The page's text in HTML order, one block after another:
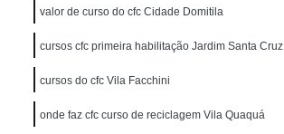
Carteira de Motorista Auto Escola
de Motorista Categoria D
Carteira de Motorista de Moto
Carteira de Motorista Definitiva
valor de curso do cfc Cidade Domitila
cursos cfc primeira habilitação Jardim Santa Cruz
cursos do cfc Vila Facchini
onde faz cfc curso de reciclagem Vila Quaquá